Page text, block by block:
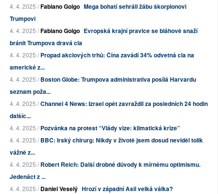
4. 4. 2025 /Fabiano Golgo Mega bohatí sehráli žábu škorpionovi
Trumpovi
4. 4. 2025 /Fabiano Golgo Evropská krajní pravice se bláhově snaží
bránit Trumpova dravá cla
4. 4. 2025 /Propad akciových trhů: Čína zavádí 34% odvetná cla na
americké z...
4. 4. 2025 /Boston Globe: Trumpova administrativa posílá Harvardu
seznam poža...
4. 4. 2025 /Channel 4 News: Izrael opět zavraždil za posledních 24 hodin
dalšíc...
4. 4. 2025 /Pozvánka na protest “Vlády vize: klimatická krize”
4. 4. 2025 /BBC: Irský chirurg: Nikdy v životě jsem dosud neviděl tolik
vážně z...
4. 4. 2025 /Robert Reich: Další drobné důvody k mírnému optimismu.
Jedenáct z ...
4. 4. 2025 /Daniel Veselý Hrozí v západní Asii velká válka?